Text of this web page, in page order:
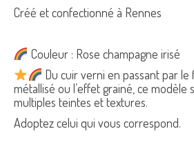
Créé et confectionné à Rennes
Couleur : Rose champagne irisé
Du cuir verni en passant par le
métallisé ou l’effet grainé, ce modèle
multiples teintes et textures.
Adoptez celui qui vous correspond.